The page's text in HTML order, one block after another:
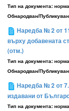
Тип на документа:
Обнародван/
Наредба № 2 от
върху добавената
(отм.)
Тип на документа:
Обнародван/
Наредба № 2 от
издавани от
Тип на документа: